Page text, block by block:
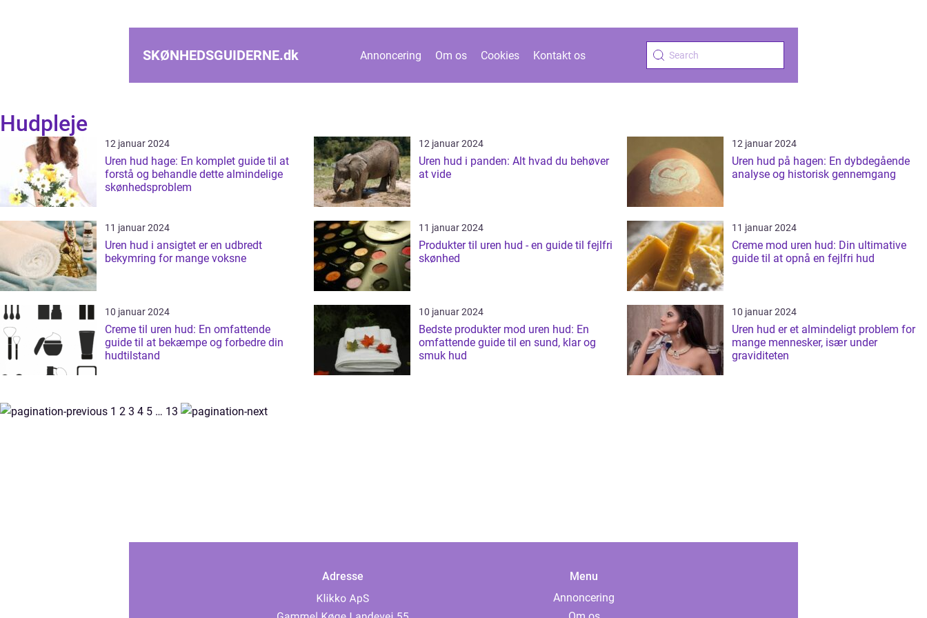
SKØNHEDSGUIDERNE.dk Annoncering Om os Cookies Kontakt os
Hudpleje
12 januar 2024
Uren hud hage: En komplet guide til at
forstå og behandle dette almindelige
skønhedsproblem
12 januar 2024
Uren hud i panden: Alt hvad du behøver
at vide
12 januar 2024
Uren hud på hagen: En dybdegående
analyse og historisk gennemgang
11 januar 2024
Uren hud i ansigtet er en udbredt
bekymring for mange voksne
11 januar 2024
Produkter til uren hud - en guide til fejlfri
skønhed
11 januar 2024
Creme mod uren hud: Din ultimative
guide til at opnå en fejlfri hud
10 januar 2024
Creme til uren hud: En omfattende
guide til at bekæmpe og forbedre din
hudtilstand
10 januar 2024
Bedste produkter mod uren hud: En
omfattende guide til en sund, klar og
smuk hud
10 januar 2024
Uren hud er et almindeligt problem for
mange mennesker, især under
graviditeten
1 2 3 4 5 … 13
Adresse
Menu
Annoncering